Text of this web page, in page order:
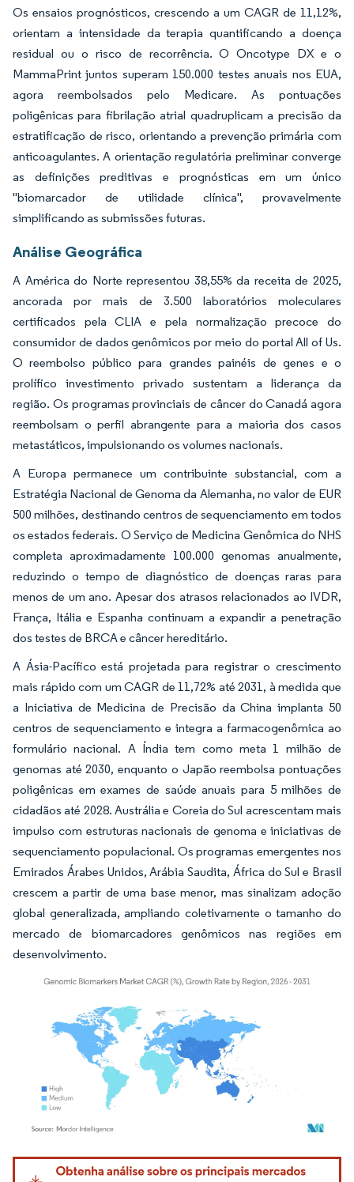
Os ensaios prognósticos, crescendo a um CAGR de 11,12%,
orientam a intensidade da terapia quantificando a doença
residual ou o risco de recorrência. O Oncotype DX e o
MammaPrint juntos superam 150.000 testes anuais nos EUA,
agora reembolsados pelo Medicare. As pontuações
poligênicas para fibrilação atrial quadruplicam a precisão da
estratificação de risco, orientando a prevenção primária com
anticoagulantes. A orientação regulatória preliminar converge
as definições preditivas e prognósticas em um único
"biomarcador de utilidade clínica", provavelmente
simplificando as submissões futuras.
Análise Geográfica
A América do Norte representou 38,55% da receita de 2025,
ancorada por mais de 3.500 laboratórios moleculares
certificados pela CLIA e pela normalização precoce do
consumidor de dados genômicos por meio do portal All of Us.
O reembolso público para grandes painéis de genes e o
prolífico investimento privado sustentam a liderança da
região. Os programas provinciais de câncer do Canadá agora
reembolsam o perfil abrangente para a maioria dos casos
metastáticos, impulsionando os volumes nacionais.
A Europa permanece um contribuinte substancial, com a
Estratégia Nacional de Genoma da Alemanha, no valor de EUR
500 milhões, destinando centros de sequenciamento em todos
os estados federais. O Serviço de Medicina Genômica do NHS
completa aproximadamente 100.000 genomas anualmente,
reduzindo o tempo de diagnóstico de doenças raras para
menos de um ano. Apesar dos atrasos relacionados ao IVDR,
França, Itália e Espanha continuam a expandir a penetração
dos testes de BRCA e câncer hereditário.
A Ásia-Pacífico está projetada para registrar o crescimento
mais rápido com um CAGR de 11,72% até 2031, à medida que
a Iniciativa de Medicina de Precisão da China implanta 50
centros de sequenciamento e integra a farmacogenômica ao
formulário nacional. A Índia tem como meta 1 milhão de
genomas até 2030, enquanto o Japão reembolsa pontuações
poligênicas em exames de saúde anuais para 5 milhões de
cidadãos até 2028. Austrália e Coreia do Sul acrescentam mais
impulso com estruturas nacionais de genoma e iniciativas de
sequenciamento populacional. Os programas emergentes nos
Emirados Árabes Unidos, Arábia Saudita, África do Sul e Brasil
crescem a partir de uma base menor, mas sinalizam adoção
global generalizada, ampliando coletivamente o tamanho do
mercado de biomarcadores genômicos nas regiões em
desenvolvimento.
Imagem © Mordor Intelligence. O reuso requer atribuição conforme CC BY 4.0.